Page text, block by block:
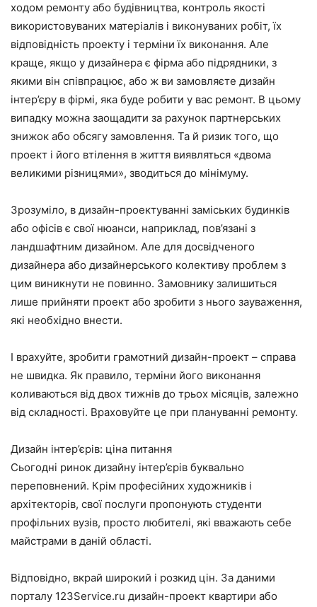
ходом ремонту або будівництва, контроль якості
використовуваних матеріалів і виконуваних робіт, їх
відповідність проекту і терміни їх виконання. Але
краще, якщо у дизайнера є фірма або підрядники, з
якими він співпрацює, або ж ви замовляєте дизайн
інтер’єру в фірмі, яка буде робити у вас ремонт. В цьому
випадку можна заощадити за рахунок партнерських
знижок або обсягу замовлення. Та й ризик того, що
проект і його втілення в життя виявляться «двома
великими різницями», зводиться до мінімуму.
Зрозуміло, в дизайн-проектуванні заміських будинків
або офісів є свої нюанси, наприклад, пов’язані з
ландшафтним дизайном. Але для досвідченого
дизайнера або дизайнерського колективу проблем з
цим виникнути не повинно. Замовнику залишиться
лише прийняти проект або зробити з нього зауваження,
які необхідно внести.
І врахуйте, зробити грамотний дизайн-проект – справа
не швидка. Як правило, терміни його виконання
коливаються від двох тижнів до трьох місяців, залежно
від складності. Враховуйте це при плануванні ремонту.
Дизайн інтер’єрів: ціна питання
Сьогодні ринок дизайну інтер’єрів буквально
переповнений. Крім професійних художників і
архітекторів, свої послуги пропонують студенти
профільних вузів, просто любителі, які вважають себе
майстрами в даній області.
Відповідно, вкрай широкий і розкид цін. За даними
порталу 123Service.ru дизайн-проект квартири або